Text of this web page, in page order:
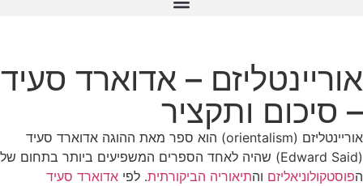
אוריינטליזם – אדוארד סעיד
– סיכום ותקציר
אוריינטליזם (orientalism) הוא ספר מאת ההוגה אדוארד סעיד
(Edward Said) שהיה לאחד הספרים המשפיעים ביותר בתחום של
הפוסטקולוניאליזם והתיאוריה הביקורתית. לפי אדוארד סעיד